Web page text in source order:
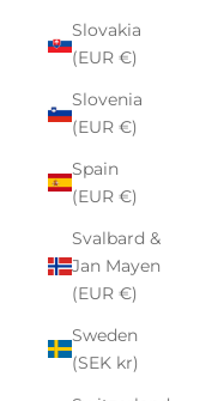
Slovakia
(EUR €)
Slovenia
(EUR €)
Spain
(EUR €)
Svalbard &
Jan Mayen
(EUR €)
Sweden
(SEK kr)